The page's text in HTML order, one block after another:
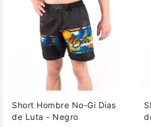
Short Hombre No-Gi Dias
de Luta - Negro